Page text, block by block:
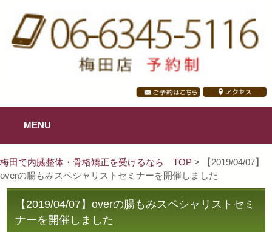
MENU
梅田で内臓整体・骨格矯正を受けるなら TOP > 【2019/04/07】
overの腸もみスペシャリストセミナーを開催しました
【2019/04/07】overの腸もみスペシャリストセミ
ナーを開催しました